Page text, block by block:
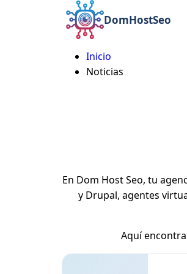
DomHostSeo
Ruta
Inicio
Noticias
En Dom Host Seo, tu
y Drupal, agentes
Aquí